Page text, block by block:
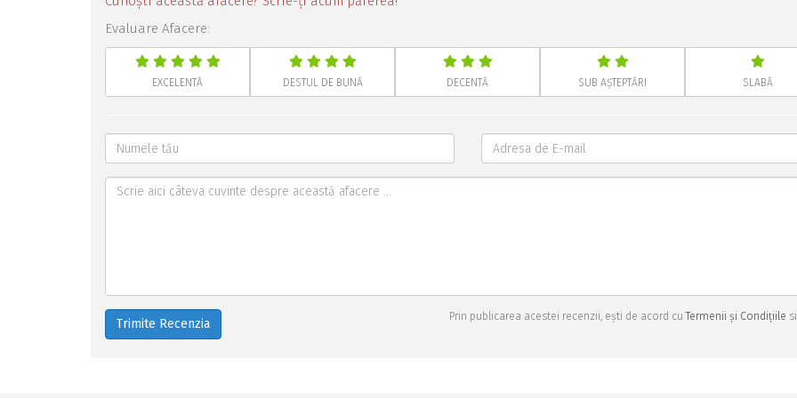
Evaluare Afacere:
EXCELENTĂ DESTUL DE BUNĂ DECENTĂ SUB AȘTEPTĂRI SLABĂ
Trimite Recenzia Prin publicarea acestei recenzii, ești de acord cuTermenii și Condițiile